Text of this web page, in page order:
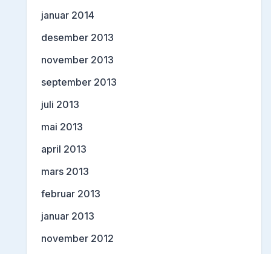
januar 2014
desember 2013
november 2013
september 2013
juli 2013
mai 2013
april 2013
mars 2013
februar 2013
januar 2013
november 2012